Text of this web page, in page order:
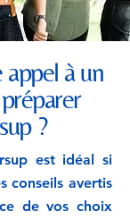
à un
?
est idéal si
conseils avertis
de vos choix